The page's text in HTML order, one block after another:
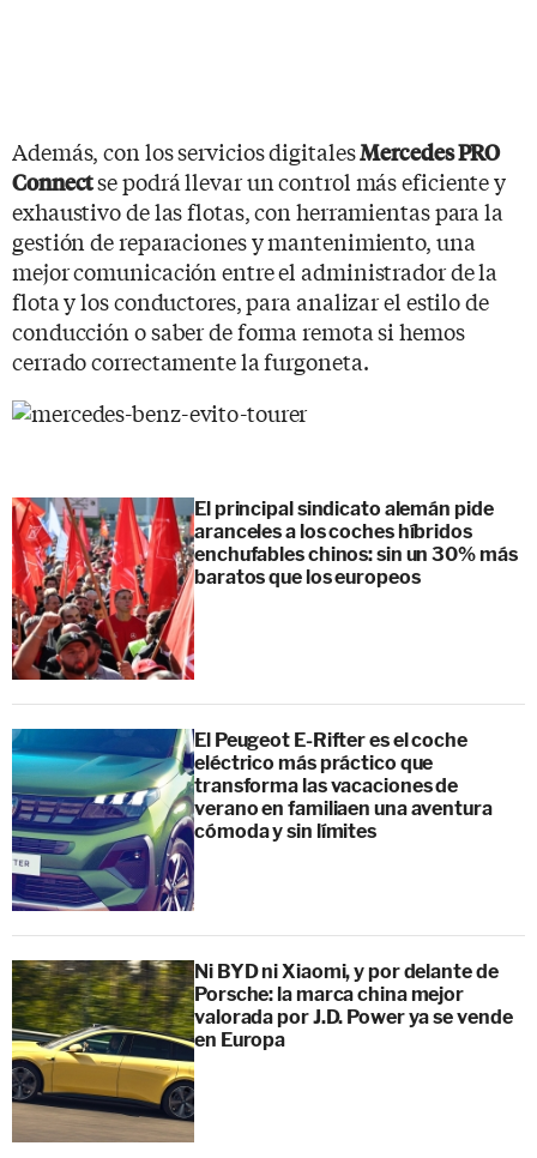
Además, con los servicios digitalesMercedes PRO
Connectse podrá llevar un control más eficiente y
exhaustivo de las flotas, con herramientas para la
gestión de reparaciones y mantenimiento, una
mejor comunicación entre el administrador de la
flota y los conductores, para analizar el estilo de
conducción o saber de forma remota si hemos
cerrado correctamente la furgoneta.
El principal sindicato alemán pide
aranceles a los coches híbridos
enchufables chinos: sin un 30% más
baratos que los europeos
El Peugeot E-Rifter es el coche
eléctrico más práctico que
transforma las vacaciones de
verano en familiaen una aventura
cómoda y sin límites
Ni BYD ni Xiaomi, y por delante de
Porsche: la marca china mejor
valorada por J.D. Power ya se vende
en Europa